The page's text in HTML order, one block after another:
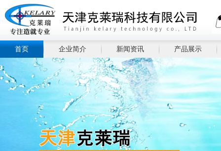
首页 企业简介 新闻资讯 产品展示